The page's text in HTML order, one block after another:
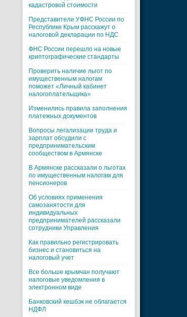
кадастровой стоимости
Представители УФНС России по
Республике Крым расскажут о
налоговой декларации по НДС
ФНС России перешло на новые
криптографические стандарты
Проверить наличие льгот по
имущественным налогам
поможет «Личный кабинет
налогоплательщика»
Изменились правила заполнения
платежных документов
Вопросы легализации труда и
зарплат обсудили с
предпринимательским
сообществом в Армянске
В Армянске рассказали о льготах
по имущественным налогам для
пенсионеров
Об условиях применения
самозанятости для
индивидуальных
предпринимателей рассказали
сотрудники Управления
Как правильно регистрировать
бизнес и становиться на
налоговый учет
Все больше крымчан получают
налоговые уведомления в
электронном виде
Банковский кешбэк не облагается
НДФЛ